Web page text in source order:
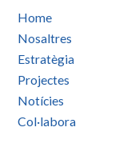
Home
Nosaltres
Estratègia
Projectes
Notícies
Col·labora